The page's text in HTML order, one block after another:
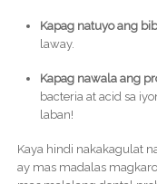
Kapag natuyo ang
laway.
Kapag nawala ang
bacteria at acid sa
laban!
Kaya hindi nakakagulat
ay mas madalas